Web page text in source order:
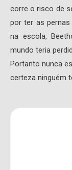
corre o risco de
por ter as
na escola,
mundo teria
Portanto nunca
certeza ninguém